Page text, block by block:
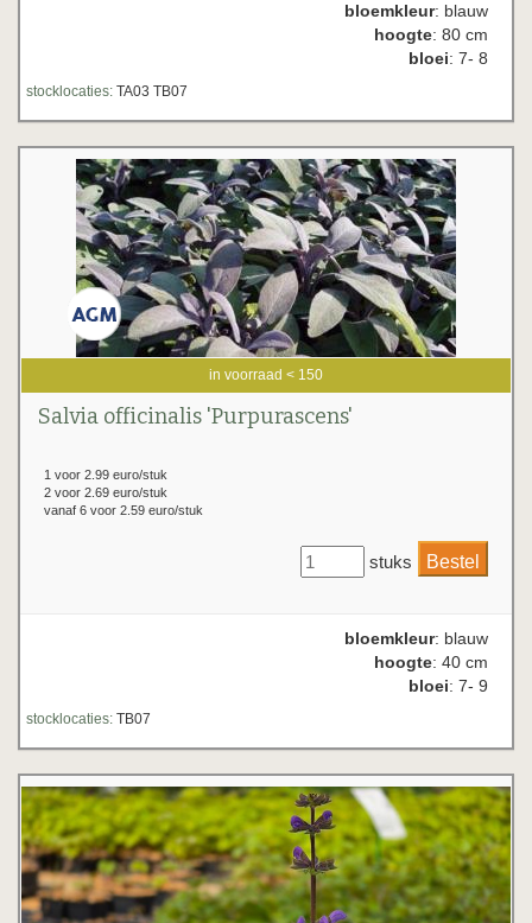
bloemkleur: blauw
hoogte: 80 cm
bloei: 7- 8
stocklocaties: TA03 TB07
in voorraad < 150
Salvia officinalis 'Purpurascens'
1 voor 2.99 euro/stuk
2 voor 2.69 euro/stuk
vanaf 6 voor 2.59 euro/stuk
stuks
bloemkleur: blauw
hoogte: 40 cm
bloei: 7- 9
stocklocaties: TB07